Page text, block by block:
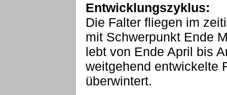
Entwicklungszyklus:
Die Falter fliegen im
mit Schwerpunkt Ende
lebt von Ende April bis
weitgehend entwickelte
überwintert.